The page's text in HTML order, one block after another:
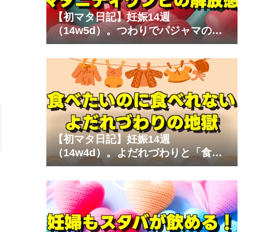
【初マタ日記】妊娠14週
（14w5d）。つわりでパジャマのゴ
ムが苦しい！ストレスフリーなマタ
ニティワンピ
【初マタ日記】妊娠14週
（14w4d）。よだれづわりと「食べ
たいのに食べられない」心の叫び